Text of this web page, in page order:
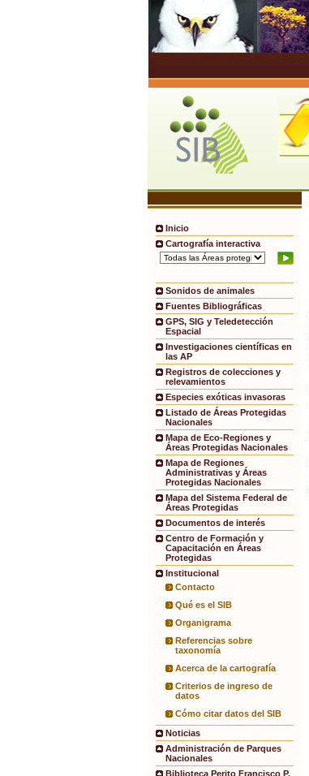
Inicio
Cartografía interactiva
Sonidos de animales
Fuentes Bibliográficas
GPS, SIG y Teledetección
Espacial
Investigaciones científicas en
las AP
Registros de colecciones y
relevamientos
Especies exóticas invasoras
Listado de Áreas Protegidas
Nacionales
Mapa de Eco-Regiones y
Áreas Protegidas Nacionales
Mapa de Regiones
Administrativas y Áreas
Protegidas Nacionales
Mapa del Sistema Federal de
Áreas Protegidas
Documentos de interés
Centro de Formación y
Capacitación en Áreas
Protegidas
Institucional
Contacto
Qué es el SIB
Organigrama
Referencias sobre
taxonomía
Acerca de la cartografía
Criterios de ingreso de
datos
Cómo citar datos del SIB
Noticias
Administración de Parques
Nacionales
Biblioteca Perito Francisco P.